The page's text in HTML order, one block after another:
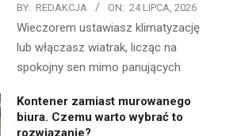
BY: REDAKCJA ON: 24 LIPCA, 2026
Wieczorem ustawiasz klimatyzację
lub włączasz wiatrak, licząc na
spokojny sen mimo panujących
Kontener zamiast murowanego
biura. Czemu warto wybrać to